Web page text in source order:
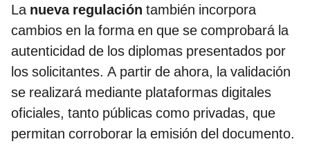
La nueva regulación también incorpora
cambios en la forma en que se comprobará la
autenticidad de los diplomas presentados por
los solicitantes. A partir de ahora, la validación
se realizará mediante plataformas digitales
oficiales, tanto públicas como privadas, que
permitan corroborar la emisión del documento.